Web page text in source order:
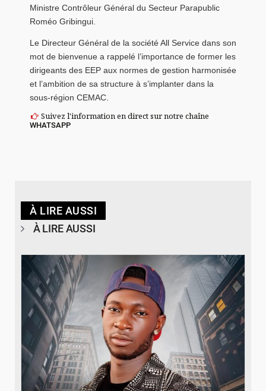
Ministre Contrôleur Général du Secteur Parapublic
Roméo Gribingui.
Le Directeur Général de la société All Service dans son
mot de bienvenue a rappelé l’importance de former les
dirigeants des EEP aux normes de gestion harmonisée
et l’ambition de sa structure à s’implanter dans la
sous-région CEMAC.
Suivez l'information en direct sur notre chaîne
WHATSAPP
À LIRE AUSSI
À LIRE AUSSI